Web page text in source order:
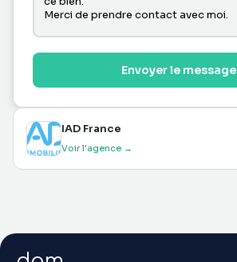
Envoyer le message
IAD France
Voir l'agence →